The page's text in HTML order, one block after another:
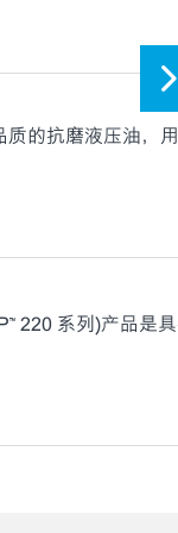
的抗磨液压油，
220 系列)产品是